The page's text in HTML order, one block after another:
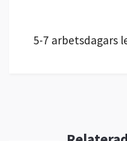
5-7 arbetsdagars